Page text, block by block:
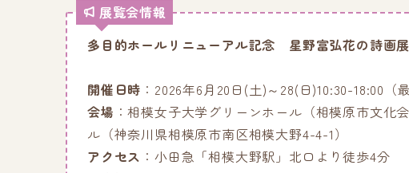
展覧会情報
多目的ホールリニューアル記念 星野富弘花の詩画
開催日時 ：2026年6月20日(土)～28(日)10:30-18:00（
会場 ：相模女子大学グリーンホール（相模原市文化
ル（神奈川県相模原市南区相模大野4-4-1）
アクセス ：小田急「相模大野駅」北口より徒歩4分